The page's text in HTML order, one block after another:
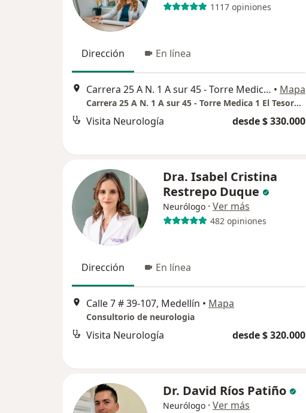
1117 opiniones
Dirección En línea
Carrera 25 A N. 1 A sur 45 - Torre Medica 1 El Tesoro - consultorio 1332, Medellín • Mapa
Carrera 25 A N. 1 A sur 45 - Torre Medica 1 El Tesoro - consultorio 1332
Visita Neurología desde $ 330.000
Dra. Isabel Cristina
Restrepo Duque
Neurólogo · Ver más
482 opiniones
Dirección En línea
Calle 7 # 39-107, Medellín • Mapa
Consultorio de neurologia
Visita Neurología desde $ 320.000
Dr. David Ríos Patiño
Neurólogo · Ver más